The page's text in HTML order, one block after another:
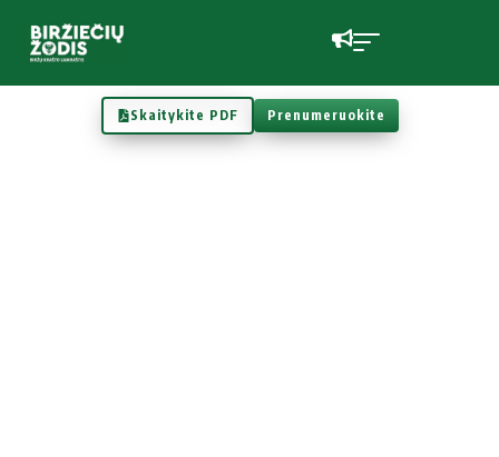
Skaitykite PDF Prenumeruokite